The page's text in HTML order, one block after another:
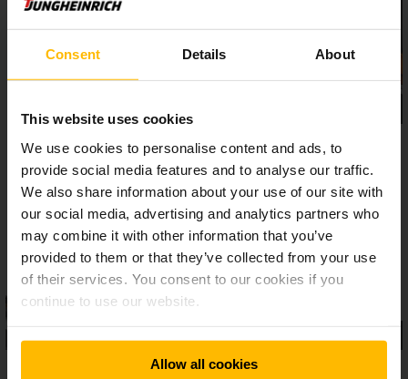
Consent Details About
This website uses cookies
We use cookies to personalise content and ads, to
provide social media features and to analyse our traffic.
We also share information about your use of our site with
our social media, advertising and analytics partners who
may combine it with other information that you’ve
provided to them or that they’ve collected from your use
of their services. You consent to our cookies if you
continue to use our website.
Allow all cookies